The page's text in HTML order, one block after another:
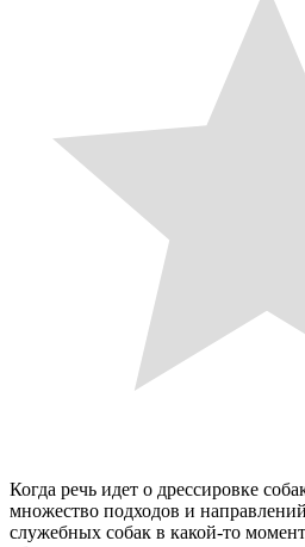
Когда речь идет о дрессировке
множество подходов и
служебных собак в какой-то